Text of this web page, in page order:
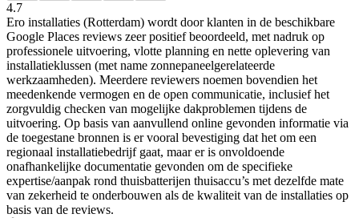
4.7
Ero installaties (Rotterdam) wordt door klanten in de beschikbare
Google Places reviews zeer positief beoordeeld, met nadruk op
professionele uitvoering, vlotte planning en nette oplevering van
installatieklussen (met name zonnepaneelgerelateerde
werkzaamheden). Meerdere reviewers noemen bovendien het
meedenkende vermogen en de open communicatie, inclusief het
zorgvuldig checken van mogelijke dakproblemen tijdens de
uitvoering. Op basis van aanvullend online gevonden informatie via
de toegestane bronnen is er vooral bevestiging dat het om een
regionaal installatiebedrijf gaat, maar er is onvoldoende
onafhankelijke documentatie gevonden om de specifieke
expertise/aanpak rond thuisbatterijen thuisaccu’s met dezelfde mate
van zekerheid te onderbouwen als de kwaliteit van de installaties op
basis van de reviews.